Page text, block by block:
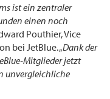
ist ein zentraler
einen noch
Pouthier, Vice
bei JetBlue. „Dank der
Mitglieder jetzt
unvergleichliche